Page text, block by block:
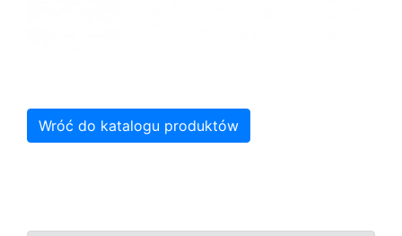
Wróć do katalogu produktów